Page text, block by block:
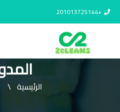
+201013725144
الرئيسية